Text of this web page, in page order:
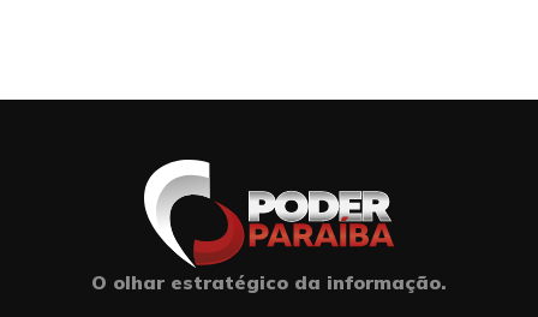
O olhar estratégico da informação.